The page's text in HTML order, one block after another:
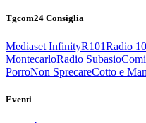
Tgcom24 Consiglia
Mediaset InfinityR101Radio
MontecarloRadio Subasio
PorroNon SprecareCotto e
Eventi